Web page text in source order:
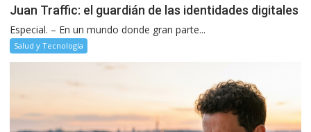
Juan Traffic: el guardián de las identidades digitales
Especial. – En un mundo donde gran parte...
Salud y Tecnología